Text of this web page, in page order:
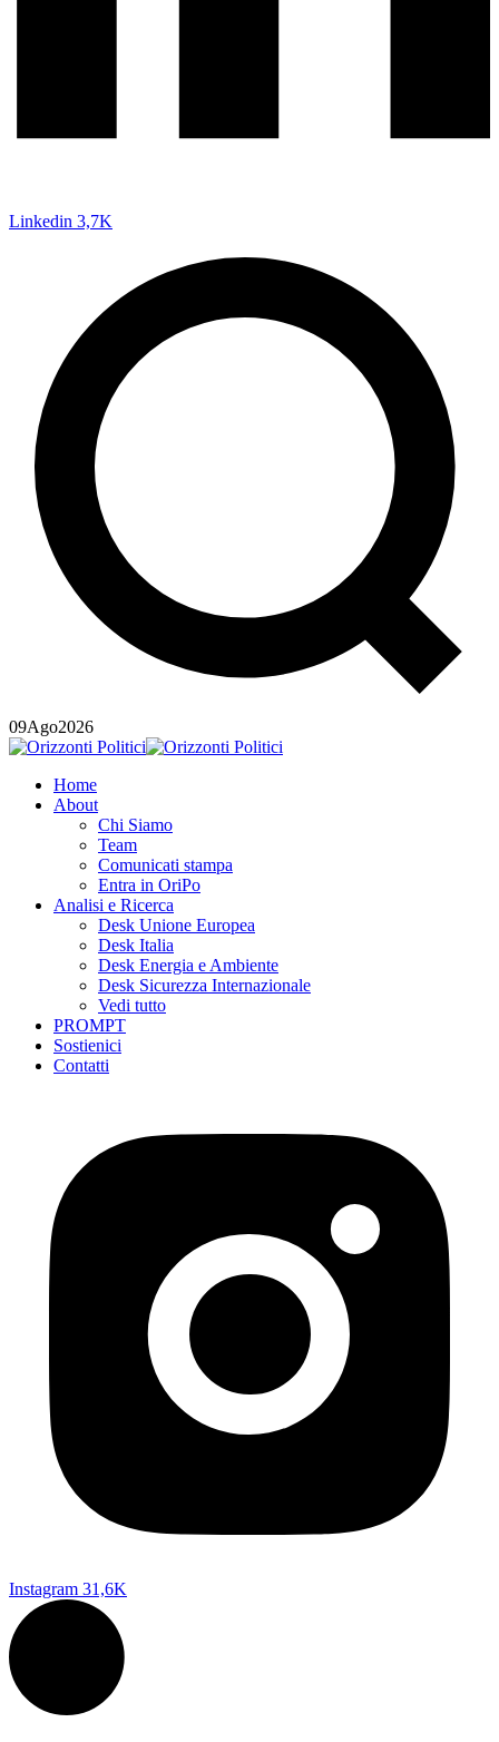
Linkedin 3,7K
09Ago2026
Home
About
Chi Siamo
Team
Comunicati stampa
Entra in OriPo
Analisi e Ricerca
Desk Unione Europea
Desk Italia
Desk Energia e Ambiente
Desk Sicurezza Internazionale
Vedi tutto
PROMPT
Sostienici
Contatti
Instagram 31,6K